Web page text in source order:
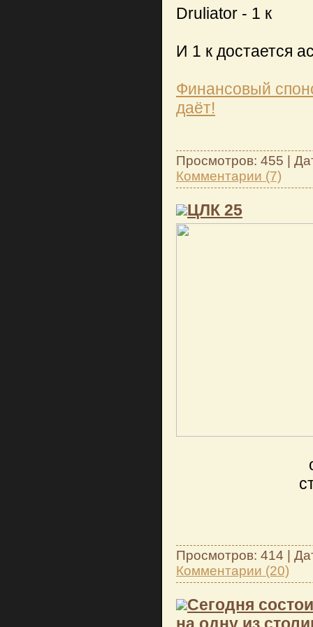
Druliator - 1 к
И 1 к достается
Финансовый
даёт!
Просмотров: 455 |
Комментарии (7)
ЦЛК 25
Просмотров: 414 |
Комментарии (20)
Сегодня